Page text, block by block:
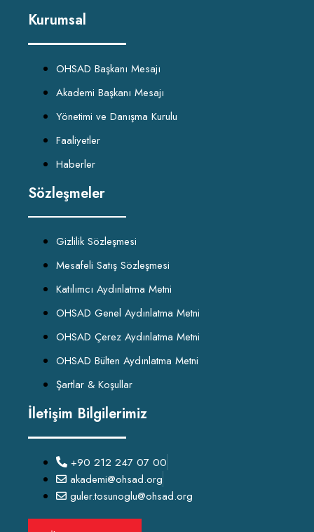
Kurumsal
OHSAD Başkanı Mesajı
Akademi Başkanı Mesajı
Yönetimi ve Danışma Kurulu
Faaliyetler
Haberler
Sözleşmeler
Gizlilik Sözleşmesi
Mesafeli Satış Sözleşmesi
Katılımcı Aydınlatma Metni
OHSAD Genel Aydınlatma Metni
OHSAD Çerez Aydınlatma Metni
OHSAD Bülten Aydınlatma Metni
Şartlar & Koşullar
İletişim Bilgilerimiz
+90 212 247 07 00
akademi@ohsad.org
guler.tosunoglu@ohsad.org